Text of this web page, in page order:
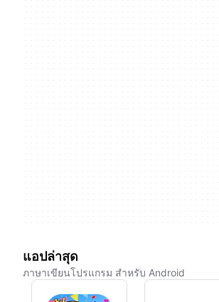
แอปล่าสุด
ภาษาเขียนโปรแกรม สำหรับ Android